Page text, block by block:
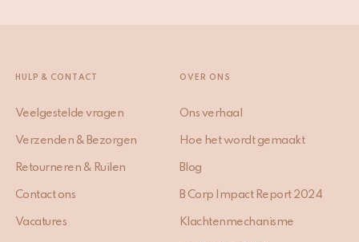
HULP & CONTACT
Veelgestelde vragen
Verzenden & Bezorgen
Retourneren & Ruilen
Contact ons
Vacatures
OVER ONS
Ons verhaal
Hoe het wordt gemaakt
Blog
B Corp Impact Report 2024
Klachtenmechanisme